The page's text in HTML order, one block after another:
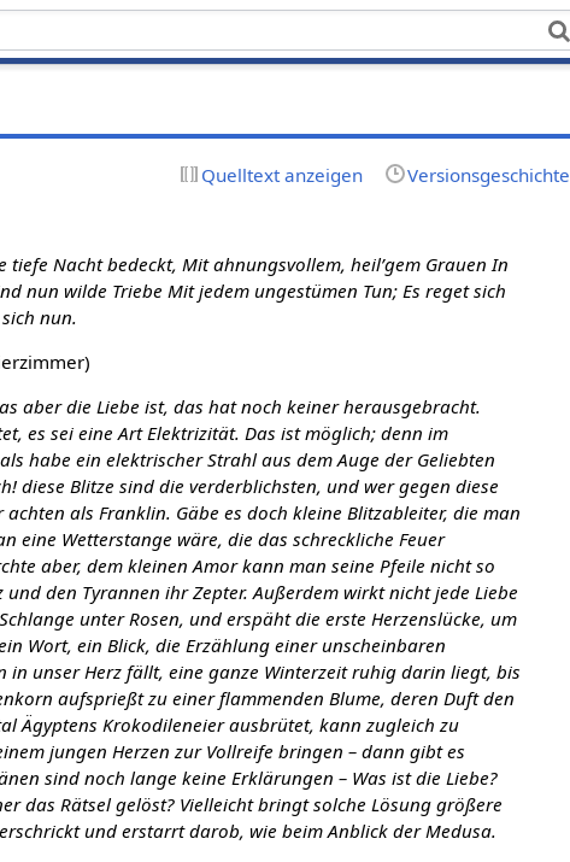
Quelltext anzeigen Versionsgeschichte
tiefe Nacht bedeckt, Mit ahnungsvollem, heil’gem Grauen In
nun wilde Triebe Mit jedem ungestümen Tun; Es reget sich
nun.
aber die Liebe ist, das hat noch keiner herausgebracht.
es sei eine Art Elektrizität. Das ist möglich; denn im
habe ein elektrischer Strahl aus dem Auge der Geliebten
diese Blitze sind die verderblichsten, und wer gegen diese
als Franklin. Gäbe es doch kleine Blitzableiter, die man
eine Wetterstange wäre, die das schreckliche Feuer
aber, dem kleinen Amor kann man seine Pfeile nicht so
den Tyrannen ihr Zepter. Außerdem wirkt nicht jede Liebe
unter Rosen, und erspäht die erste Herzenslücke, um
Wort, ein Blick, die Erzählung einer unscheinbaren
in unser Herz fällt, eine ganze Winterzeit ruhig darin liegt, bis
aufsprießt zu einer flammenden Blume, deren Duft den
Ägyptens Krokodileneier ausbrütet, kann zugleich zu
jungen Herzen zur Vollreife bringen – dann gibt es
sind noch lange keine Erklärungen – Was ist die Liebe?
das Rätsel gelöst? Vielleicht bringt solche Lösung größere
und erstarrt darob, wie beim Anblick der Medusa.